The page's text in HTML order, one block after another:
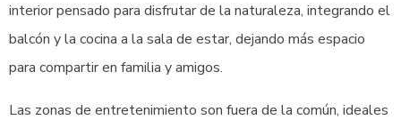
interior pensado para disfrutar de la naturaleza, integrando el
balcón y la cocina a la sala de estar, dejando más espacio
para compartir en familia y amigos.
Las zonas de entretenimiento son fuera de la común, ideales